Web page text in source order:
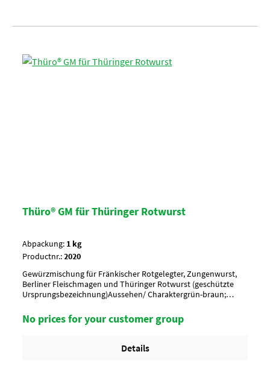
Thüro® GM für Thüringer Rotwurst
Abpackung: 1 kg
Productnr.:2020
Gewürzmischung für Fränkischer Rotgelegter, Zungenwurst,
Berliner Fleischmagen und Thüringer Rotwurst (geschützte
Ursprungsbezeichnung)Aussehen/ Charaktergrün-braun;
kg6-8 g und 18-20 Nitritpökelsalz je kgUmverpackung10 Btl. je
Krt. (DF 100) / 36 Krt. per Palette
No prices for your customer group
Details